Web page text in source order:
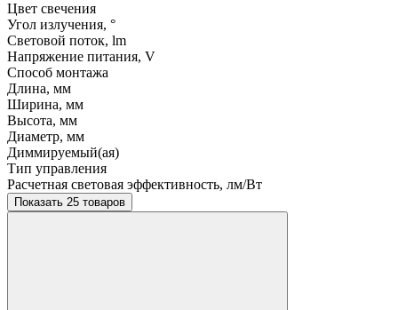
Цвет свечения
Угол излучения, °
Световой поток, lm
Напряжение питания, V
Способ монтажа
Длина, мм
Ширина, мм
Высота, мм
Диаметр, мм
Диммируемый(ая)
Тип управления
Расчетная световая эффективность, лм/Вт
Показать 25 товаров